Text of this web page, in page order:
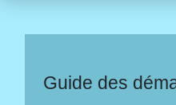
Guide des